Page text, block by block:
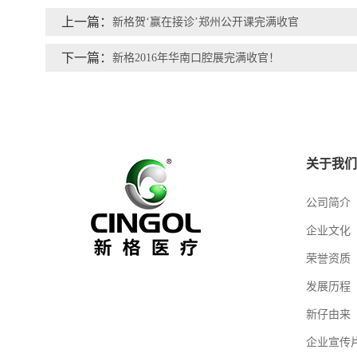
上一篇： 新格贺‘赢在接诊’郑州公开课完满收官
下一篇： 新格2016年华南口腔展完满收官！
关于我们
公司简介
企业文化
荣誉资质
发展历程
新仔由来
企业宣传